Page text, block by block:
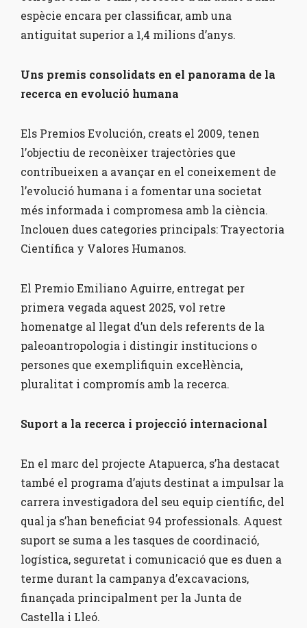
espècie encara per classificar, amb una
antiguitat superior a 1,4 milions d’anys.
Uns premis consolidats en el panorama de la
recerca en evolució humana
Els Premios Evolución, creats el 2009, tenen
l’objectiu de reconèixer trajectòries que
contribueixen a avançar en el coneixement de
l’evolució humana i a fomentar una societat
més informada i compromesa amb la ciència.
Inclouen dues categories principals: Trayectoria
Científica y Valores Humanos.
El Premio Emiliano Aguirre, entregat per
primera vegada aquest 2025, vol retre
homenatge al llegat d’un dels referents de la
paleoantropologia i distingir institucions o
persones que exemplifiquin excel·lència,
pluralitat i compromís amb la recerca.
Suport a la recerca i projecció internacional
En el marc del projecte Atapuerca, s’ha destacat
també el programa d’ajuts destinat a impulsar la
carrera investigadora del seu equip científic, del
qual ja s’han beneficiat 94 professionals. Aquest
suport se suma a les tasques de coordinació,
logística, seguretat i comunicació que es duen a
terme durant la campanya d’excavacions,
finançada principalment per la Junta de
Castella i Lleó.